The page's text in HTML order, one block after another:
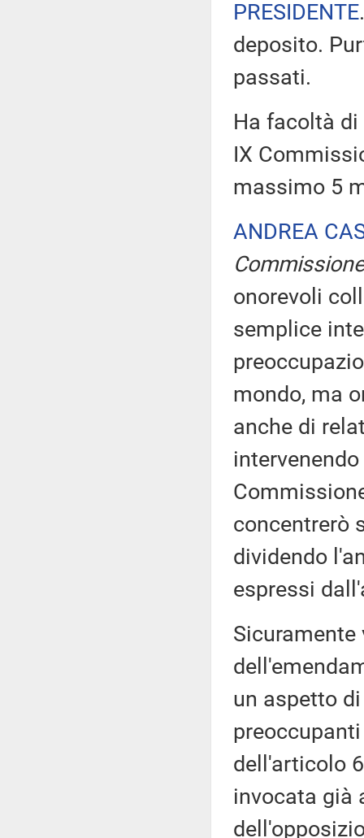
PRESIDENTE
deposito.
passati.
Ha facoltà
IX
massimo 5
ANDREA
onorevoli
semplice
mondo, ma
anche di
concentrerò
dividendo
espressi
un aspetto
dell'articolo
invocata già